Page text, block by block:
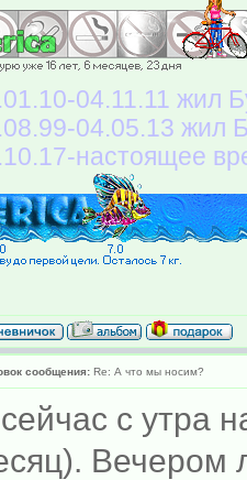
04.11.11 жил
04.05.13 жил
настоящее
сообщения: Re: А что мы носим?
с утра
Вечером